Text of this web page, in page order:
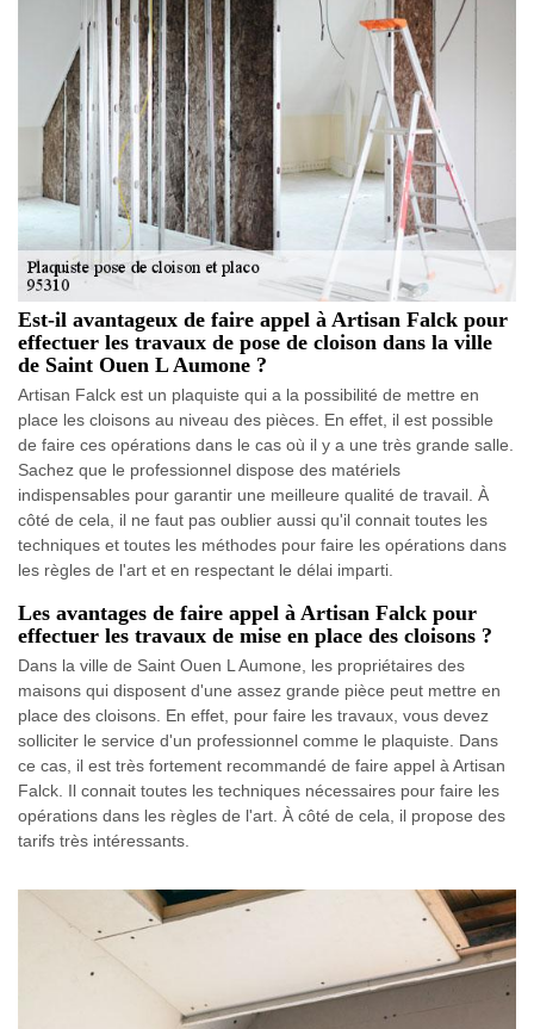
Est-il avantageux de faire appel à Artisan Falck pour
effectuer les travaux de pose de cloison dans la ville
de Saint Ouen L Aumone ?
Artisan Falck est un plaquiste qui a la possibilité de mettre en
place les cloisons au niveau des pièces. En effet, il est possible
de faire ces opérations dans le cas où il y a une très grande salle.
Sachez que le professionnel dispose des matériels
indispensables pour garantir une meilleure qualité de travail. À
côté de cela, il ne faut pas oublier aussi qu'il connait toutes les
techniques et toutes les méthodes pour faire les opérations dans
les règles de l'art et en respectant le délai imparti.
Les avantages de faire appel à Artisan Falck pour
effectuer les travaux de mise en place des cloisons ?
Dans la ville de Saint Ouen L Aumone, les propriétaires des
maisons qui disposent d'une assez grande pièce peut mettre en
place des cloisons. En effet, pour faire les travaux, vous devez
solliciter le service d'un professionnel comme le plaquiste. Dans
ce cas, il est très fortement recommandé de faire appel à Artisan
Falck. Il connait toutes les techniques nécessaires pour faire les
opérations dans les règles de l'art. À côté de cela, il propose des
tarifs très intéressants.